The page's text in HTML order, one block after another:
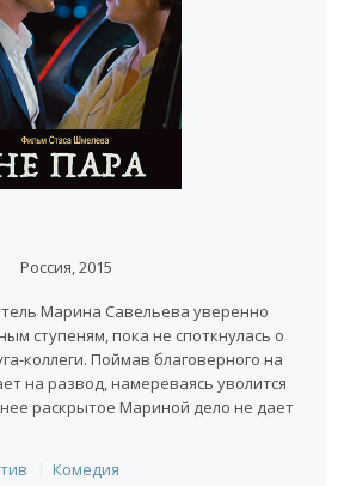
Россия, 2015
Марина Савельева уверенно
ступеням, пока не споткнулась о
коллеги. Поймав благоверного на
на развод, намереваясь уволится
раскрытое Мариной дело не дает
Комедия